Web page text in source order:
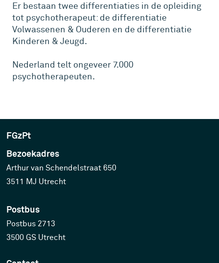
Er bestaan twee differentiaties in de opleiding
tot psychotherapeut: de differentiatie
Volwassenen & Ouderen en de differentiatie
Kinderen & Jeugd.
Nederland telt ongeveer 7.000
psychotherapeuten.
FGzPt
Bezoekadres
Arthur van Schendelstraat 650
3511 MJ Utrecht
Postbus
Postbus 2713
3500 GS Utrecht